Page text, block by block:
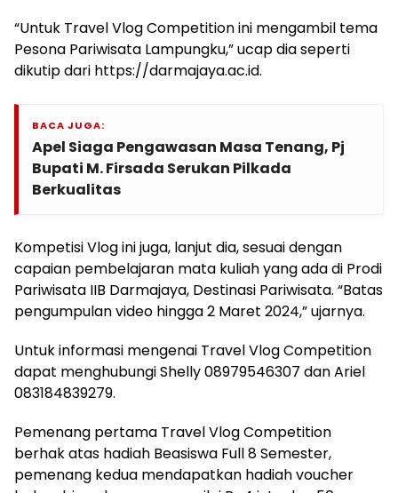
“Untuk Travel Vlog Competition ini mengambil tema
Pesona Pariwisata Lampungku,” ucap dia seperti
dikutip dari https://darmajaya.ac.id.
BACA JUGA:
Apel Siaga Pengawasan Masa Tenang, Pj
Bupati M. Firsada Serukan Pilkada
Berkualitas
Kompetisi Vlog ini juga, lanjut dia, sesuai dengan
capaian pembelajaran mata kuliah yang ada di Prodi
Pariwisata IIB Darmajaya, Destinasi Pariwisata. “Batas
pengumpulan video hingga 2 Maret 2024,” ujarnya.
Untuk informasi mengenai Travel Vlog Competition
dapat menghubungi Shelly 08979546307 dan Ariel
083184839279.
Pemenang pertama Travel Vlog Competition
berhak atas hadiah Beasiswa Full 8 Semester,
pemenang kedua mendapatkan hadiah voucher